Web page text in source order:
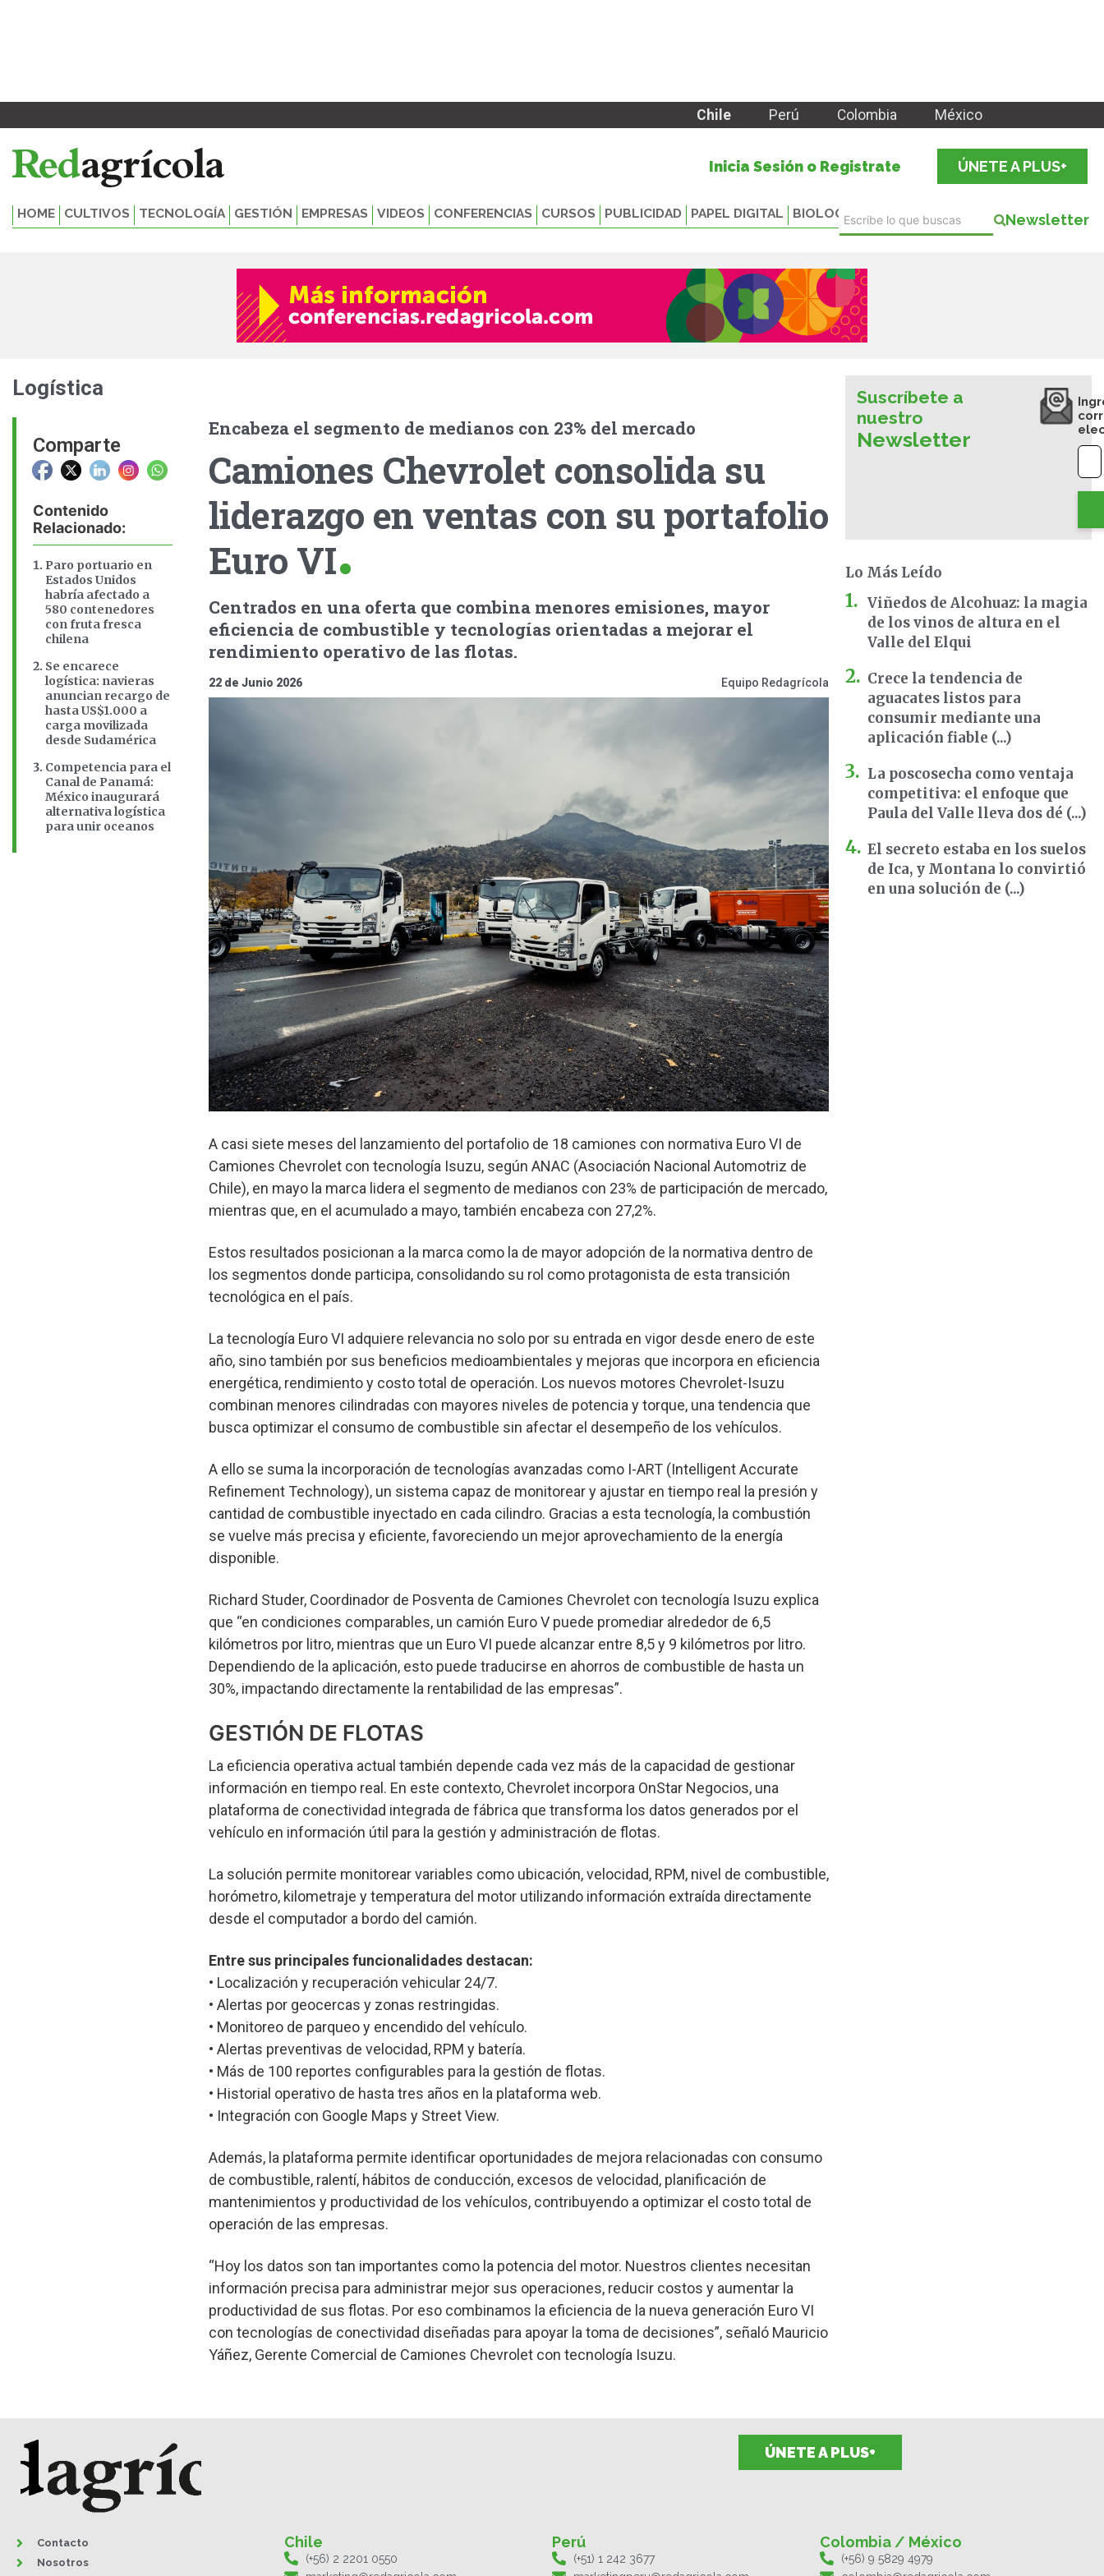
Chile Perú Colombia México
Inicia Sesión o Registrate ÚNETE A PLUS+
HOME CULTIVOS TECNOLOGÍA GESTIÓN EMPRESAS VIDEOS CONFERENCIAS CURSOS PUBLICIDAD PAPEL DIGITAL BIOLOGICALS Newsletter
Logística
Comparte
Contenido
Relacionado:
Paro portuario en
Estados Unidos
habría afectado a
580 contenedores
con fruta fresca
chilena
Se encarece
logística: navieras
anuncian recargo de
hasta US$1.000 a
carga movilizada
desde Sudamérica
Competencia para el
Canal de Panamá:
México inaugurará
alternativa logística
para unir oceanos
Encabeza el segmento de medianos con 23% del mercado
Camiones Chevrolet consolida su
liderazgo en ventas con su portafolio
Euro VI
Centrados en una oferta que combina menores emisiones, mayor
eficiencia de combustible y tecnologías orientadas a mejorar el
rendimiento operativo de las flotas.
22 de Junio 2026 Equipo Redagrícola
A casi siete meses del lanzamiento del portafolio de 18 camiones con normativa Euro VI de
Camiones Chevrolet con tecnología Isuzu, según ANAC (Asociación Nacional Automotriz de
Chile), en mayo la marca lidera el segmento de medianos con 23% de participación de mercado,
mientras que, en el acumulado a mayo, también encabeza con 27,2%.
Estos resultados posicionan a la marca como la de mayor adopción de la normativa dentro de
los segmentos donde participa, consolidando su rol como protagonista de esta transición
tecnológica en el país.
La tecnología Euro VI adquiere relevancia no solo por su entrada en vigor desde enero de este
año, sino también por sus beneficios medioambientales y mejoras que incorpora en eficiencia
energética, rendimiento y costo total de operación. Los nuevos motores Chevrolet-Isuzu
combinan menores cilindradas con mayores niveles de potencia y torque, una tendencia que
busca optimizar el consumo de combustible sin afectar el desempeño de los vehículos.
A ello se suma la incorporación de tecnologías avanzadas como I-ART (Intelligent Accurate
Refinement Technology), un sistema capaz de monitorear y ajustar en tiempo real la presión y
cantidad de combustible inyectado en cada cilindro. Gracias a esta tecnología, la combustión
se vuelve más precisa y eficiente, favoreciendo un mejor aprovechamiento de la energía
disponible.
Richard Studer, Coordinador de Posventa de Camiones Chevrolet con tecnología Isuzu explica
que “en condiciones comparables, un camión Euro V puede promediar alrededor de 6,5
kilómetros por litro, mientras que un Euro VI puede alcanzar entre 8,5 y 9 kilómetros por litro.
Dependiendo de la aplicación, esto puede traducirse en ahorros de combustible de hasta un
30%, impactando directamente la rentabilidad de las empresas”.
GESTIÓN DE FLOTAS
La eficiencia operativa actual también depende cada vez más de la capacidad de gestionar
información en tiempo real. En este contexto, Chevrolet incorpora OnStar Negocios, una
plataforma de conectividad integrada de fábrica que transforma los datos generados por el
vehículo en información útil para la gestión y administración de flotas.
La solución permite monitorear variables como ubicación, velocidad, RPM, nivel de combustible,
horómetro, kilometraje y temperatura del motor utilizando información extraída directamente
desde el computador a bordo del camión.
Entre sus principales funcionalidades destacan:
• Localización y recuperación vehicular 24/7.
• Alertas por geocercas y zonas restringidas.
• Monitoreo de parqueo y encendido del vehículo.
• Alertas preventivas de velocidad, RPM y batería.
• Más de 100 reportes configurables para la gestión de flotas.
• Historial operativo de hasta tres años en la plataforma web.
• Integración con Google Maps y Street View.
Además, la plataforma permite identificar oportunidades de mejora relacionadas con consumo
de combustible, ralentí, hábitos de conducción, excesos de velocidad, planificación de
mantenimientos y productividad de los vehículos, contribuyendo a optimizar el costo total de
operación de las empresas.
“Hoy los datos son tan importantes como la potencia del motor. Nuestros clientes necesitan
información precisa para administrar mejor sus operaciones, reducir costos y aumentar la
productividad de sus flotas. Por eso combinamos la eficiencia de la nueva generación Euro VI
con tecnologías de conectividad diseñadas para apoyar la toma de decisiones”, señaló Mauricio
Yáñez, Gerente Comercial de Camiones Chevrolet con tecnología Isuzu.
Suscríbete a
nuestro
Newsletter
Lo Más Leído
Viñedos de Alcohuaz: la magia
de los vinos de altura en el
Valle del Elqui
Crece la tendencia de
aguacates listos para
consumir mediante una
aplicación fiable (...)
La poscosecha como ventaja
competitiva: el enfoque que
Paula del Valle lleva dos dé (...)
El secreto estaba en los suelos
de Ica, y Montana lo convirtió
en una solución de (...)
ÚNETE A PLUS+
Contacto
Nosotros
Chile
(+56) 2 2201 0550
Perú
(+51) 1 242 3677
Colombia / México
(+56) 9 5829 4979